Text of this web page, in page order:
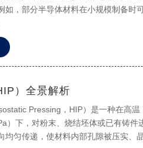
如，部分半导体材料在小规模制备时
等问题难以保持一致性，最终被迫终
性产生质疑，投资意愿显著降低。
）全景解析
Pressing，HIP）是一种在高温
）下，对粉末、烧结坯体或已有铸件
均匀传递，使材料内部孔隙被压实、